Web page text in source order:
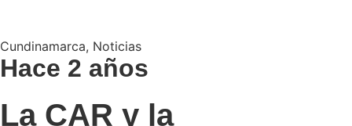
Cundinamarca, Noticias
Hace 2 años
La CAR y la